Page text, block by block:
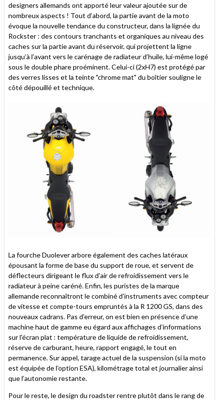
designers allemands ont apporté leur valeur ajoutée sur de
nombreux aspects ! Tout d’abord, la partie avant de la moto
évoque la nouvelle tendance du constructeur, dans la lignée du
Rockster : des contours tranchants et organiques au niveau des
caches sur la partie avant du réservoir, qui projettent la ligne
jusqu’à l’avant vers le carénage de radiateur d’huile, lui-même logé
sous le double phare proéminent. Celui-ci (2xH7) est protégé par
des verres lisses et la teinte "chrome mat" du boîtier souligne le
côté dépouillé et technique.
La fourche Duolever arbore également des caches latéraux
épousant la forme de base du support de roue, et servent de
déflecteurs dirigeant le flux d’air de refroidissement vers le
radiateur à peine caréné. Enfin, les puristes de la marque
allemande reconnaîtront le combiné d’instruments avec compteur
de vitesse et compte-tours empruntés à la R 1200 GS, dans des
nouveaux cadrans. Pas d’erreur, on est bien en présence d’une
machine haut de gamme eu égard aux affichages d’informations
sur l'écran plat : température de liquide de refroidissement,
réserve de carburant, heure, rapport engagé, le tout en
permanence. Sur appel, tarage actuel de la suspension (si la moto
est équipée de l’option ESA), kilométrage total et journalier ainsi
que l’autonomie restante.
Pour le reste, le design du roadster rentre plutôt dans le rang de